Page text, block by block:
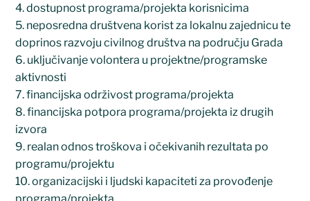
4. dostupnost programa/projekta korisnicima
5. neposredna društvena korist za lokalnu zajednicu te
doprinos razvoju civilnog društva na području Grada
6. uključivanje volontera u projektne/programske
aktivnosti
7. financijska održivost programa/projekta
8. financijska potpora programa/projekta iz drugih
izvora
9. realan odnos troškova i očekivanih rezultata po
programu/projektu
10. organizacijski i ljudski kapaciteti za provođenje